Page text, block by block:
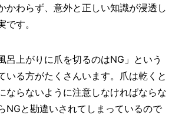
かわらず、意外と正しい知識が浸透し
です。
呂上がりに爪を切るのはNG」という
いる方がたくさんいます。爪は乾くと
ならないように注意しなければならな
NGと勘違いされてしまっているので